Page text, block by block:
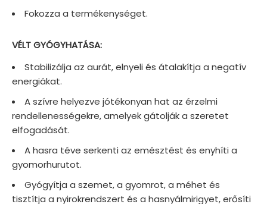
Fokozza a termékenységet.
VÉLT GYÓGYHATÁSA:
Stabilizálja az aurát, elnyeli és átalakítja a negatív
energiákat.
A szívre helyezve jótékonyan hat az érzelmi
rendellenességekre, amelyek gátolják a szeretet
elfogadását.
A hasra téve serkenti az emésztést és enyhíti a
gyomorhurutot.
Gyógyítja a szemet, a gyomrot, a méhet és
tisztítja a nyirokrendszert és a hasnyálmirigyet, erősíti